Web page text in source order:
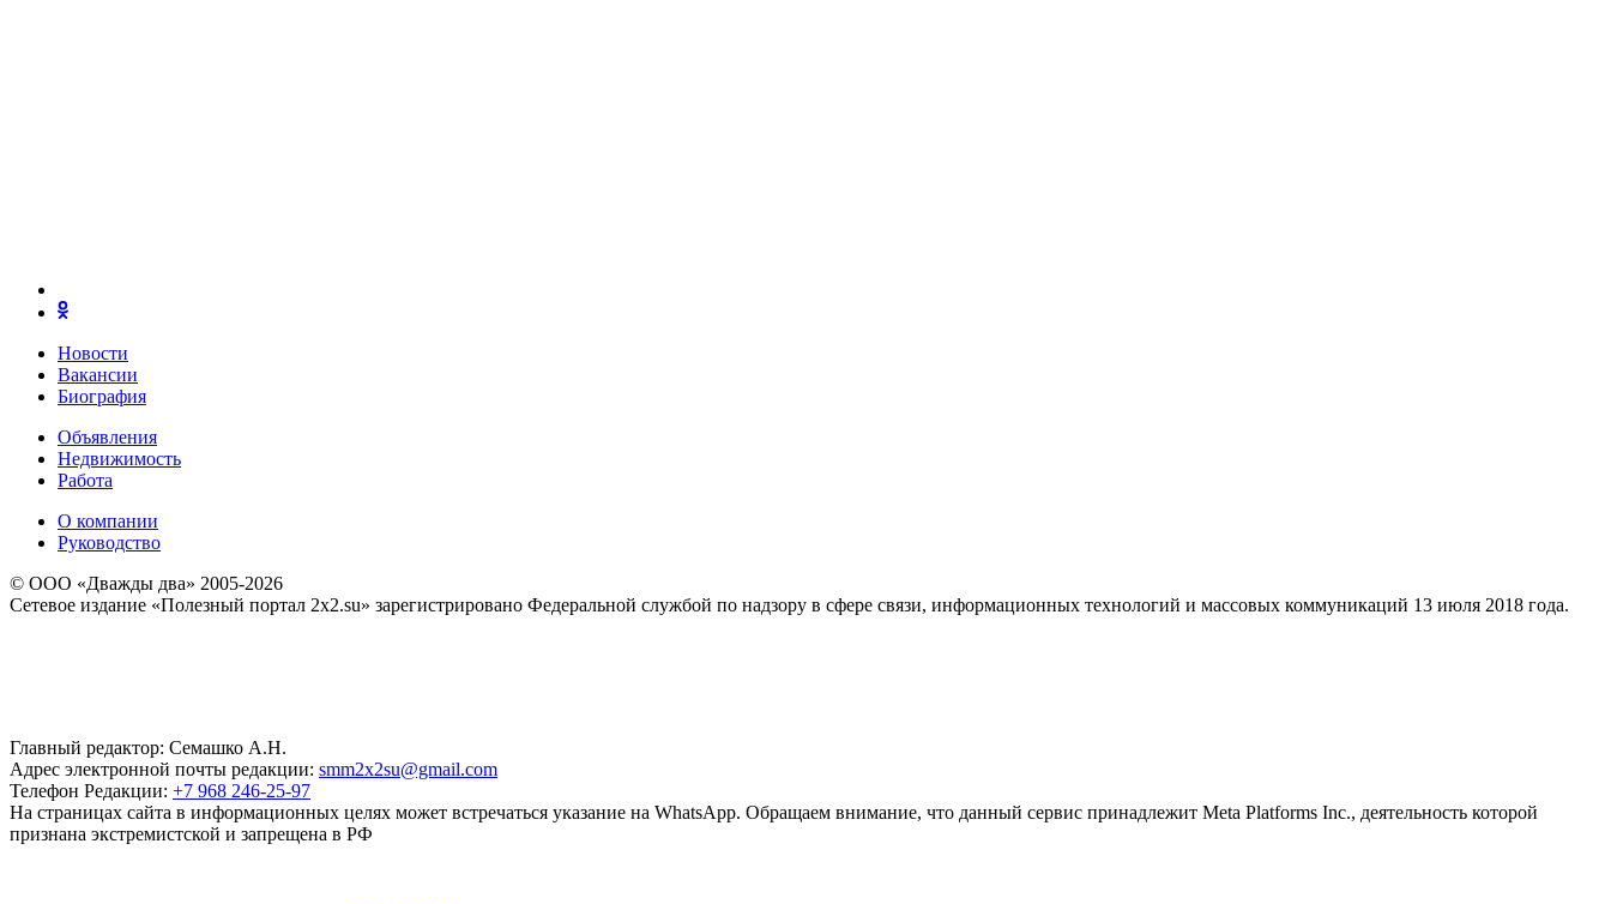
Новости
Вакансии
Биография
Объявления
Недвижимость
Работа
О компании
Руководство
© ООО «Дважды два» 2005-2026
Сетевое издание «Полезный портал 2x2.su» зарегистрировано Федеральной службой по надзору в сфере связи, информационных технологий и массовых коммуникаций 13 июля 2018 года.
Главный редактор: Семашко А.Н.
Адрес электронной почты редакции: smm2x2su@gmail.com
Телефон Редакции: +7 968 246-25-97
На страницах сайта в информационных целях может встречаться указание на WhatsApp. Обращаем внимание, что данный сервис принадлежит Meta Platforms Inc., деятельность которой
признана экстремистской и запрещена в РФ